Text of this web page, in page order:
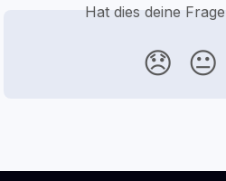
Hat dies deine
😞 😐